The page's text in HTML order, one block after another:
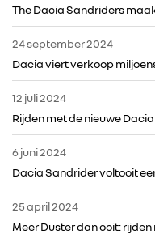
The Dacia Sandriders
24 september 2024
Dacia viert verkoop
12 juli 2024
Rijden met de nieuwe
6 juni 2024
Dacia Sandrider voltooit
25 april 2024
Meer Duster dan ooit: